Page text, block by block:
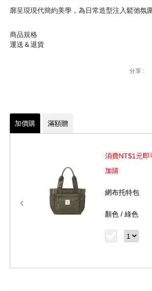
廓呈現現代簡約美學，為日常造型注入鬆弛氛圍
商品規格
物類/金屬
商品部份金屬五金採電鍍、烤漆等上色處理，
掉色情況，為正常使用痕跡及自然現象，上述
修範圍，敬請見諒。
運送＆退貨
分享 :
加價購 滿額贈
消費NT$1元即
加購
網布托特包
顏色 /綠色